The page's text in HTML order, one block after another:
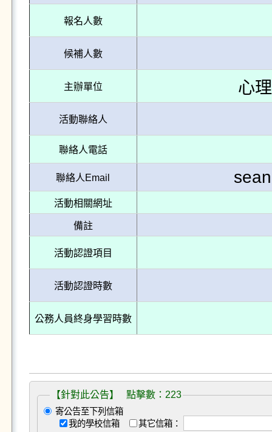
報名人數
候補人數
主辦單位 心
活動聯絡人
聯絡人電話
聯絡人Email
活動相關網址
備註
活動認證項目
活動認證時數
公務人員終身學習時數
【針對此公告】 點擊數：223
寄公告至下列信箱
我的學校信箱
其它信箱：